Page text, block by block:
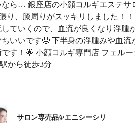
ら… 銀座店の小顔コルギエステサ
り、膝周りがスッキリしました！
ていくので、血流が良くなり浮
いいです🤤 下半身の浮腫みや血
す！🌟 小顔コルギ専門店 フェル
から徒歩3分
サロン専売品✨エニシーシリ